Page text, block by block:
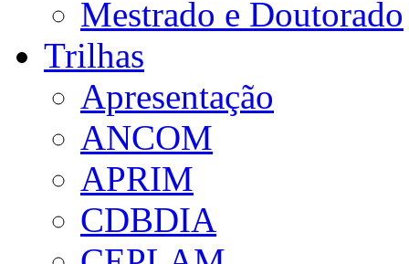
Mestrado e Doutorado
Trilhas
Apresentação
ANCOM
APRIM
CDBDIA